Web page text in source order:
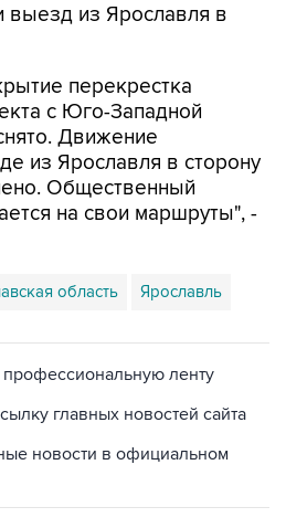
из Ярославля в
перекрестка
с Юго-Западной
Движение
из Ярославля в сторону
Общественный
на свои маршруты", -
область Ярославль
профессиональную ленту
главных новостей сайта
новости в официальном